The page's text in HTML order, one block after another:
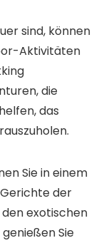
sind, können
Aktivitäten
die
das
Sie in einem
der
den exotischen
Sie